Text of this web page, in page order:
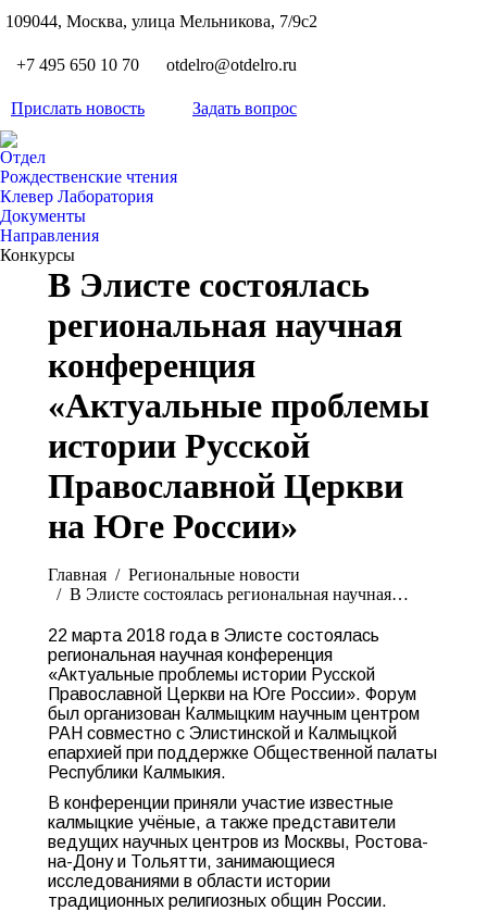
109044, Москва, улица Мельникова, 7/9с2
+7 495 650 10 70 otdelro@otdelro.ru
Прислать новость Задать вопрос
Отдел
Рождественские чтения
Клевер Лаборатория
Документы
Направления
Конкурсы
В Элисте состоялась
региональная научная
конференция
«Актуальные проблемы
истории Русской
Православной Церкви
на Юге России»
Главная
Pегиональные новости
В Элисте состоялась региональная научная…
22 марта 2018 года в Элисте состоялась
региональная научная конференция
«Актуальные проблемы истории Русской
Православной Церкви на Юге России». Форум
был организован Калмыцким научным центром
РАН совместно с Элистинской и Калмыцкой
епархией при поддержке Общественной палаты
Республики Калмыкия.
В конференции приняли участие известные
калмыцкие учёные, а также представители
ведущих научных центров из Москвы, Ростова-
на-Дону и Тольятти, занимающиеся
исследованиями в области истории
традиционных религиозных общин России.